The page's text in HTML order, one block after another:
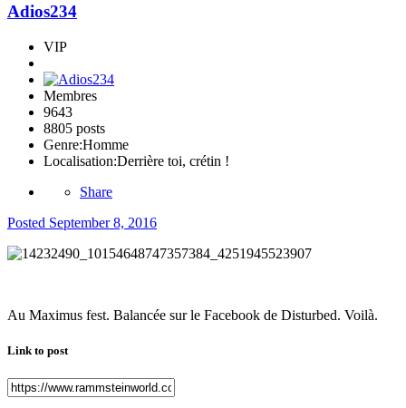
Adios234
VIP
Membres
9643
8805 posts
Genre:Homme
Localisation:Derrière toi, crétin !
Share
Posted September 8, 2016
Au Maximus fest. Balancée sur le Facebook de Disturbed. Voilà.
Link to post